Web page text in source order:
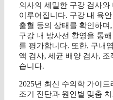
의사의 세밀한 구강 검사와
이루어집니다. 구강 내 육
출혈 등의 상태를 확인하며
구강 내 방사선 촬영을 통
를 평가합니다. 또한, 구내
액 검사, 세균 배양 검사,
습니다.
2025년 최신 수의학 가이
조기 진단과 원인별 맞춤